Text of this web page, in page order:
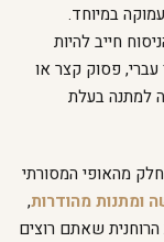
במיוחד.
חייב להיות
פסוק קצר או
למתנה בעלת
מהאופי המסורתי
ומתנות מהודרות,
שאתם רוצים